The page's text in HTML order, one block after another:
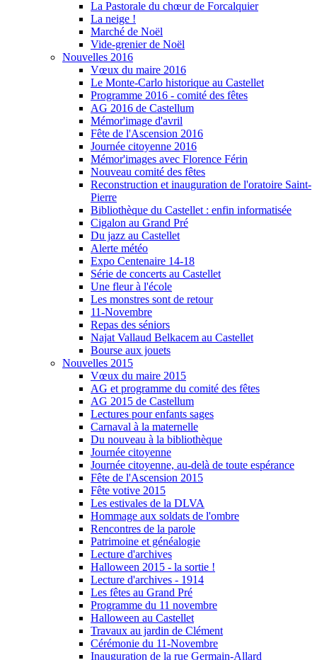
La Pastorale du chœur de Forcalquier
La neige !
Marché de Noël
Vide-grenier de Noël
Nouvelles 2016
Vœux du maire 2016
Le Monte-Carlo historique au Castellet
Programme 2016 - comité des fêtes
AG 2016 de Castellum
Mémor'image d'avril
Fête de l'Ascension 2016
Journée citoyenne 2016
Mémor'images avec Florence Férin
Nouveau comité des fêtes
Reconstruction et inauguration de l'oratoire Saint-
Pierre
Bibliothèque du Castellet : enfin informatisée
Cigalon au Grand Pré
Du jazz au Castellet
Alerte météo
Expo Centenaire 14-18
Série de concerts au Castellet
Une fleur à l'école
Les monstres sont de retour
11-Novembre
Repas des séniors
Najat Vallaud Belkacem au Castellet
Bourse aux jouets
Nouvelles 2015
Vœux du maire 2015
AG et programme du comité des fêtes
AG 2015 de Castellum
Lectures pour enfants sages
Carnaval à la maternelle
Du nouveau à la bibliothèque
Journée citoyenne
Journée citoyenne, au-delà de toute espérance
Fête de l'Ascension 2015
Fête votive 2015
Les estivales de la DLVA
Hommage aux soldats de l'ombre
Rencontres de la parole
Patrimoine et généalogie
Lecture d'archives
Halloween 2015 - la sortie !
Lecture d'archives - 1914
Les fêtes au Grand Pré
Programme du 11 novembre
Halloween au Castellet
Travaux au jardin de Clément
Cérémonie du 11-Novembre
Inauguration de la rue Germain-Allard